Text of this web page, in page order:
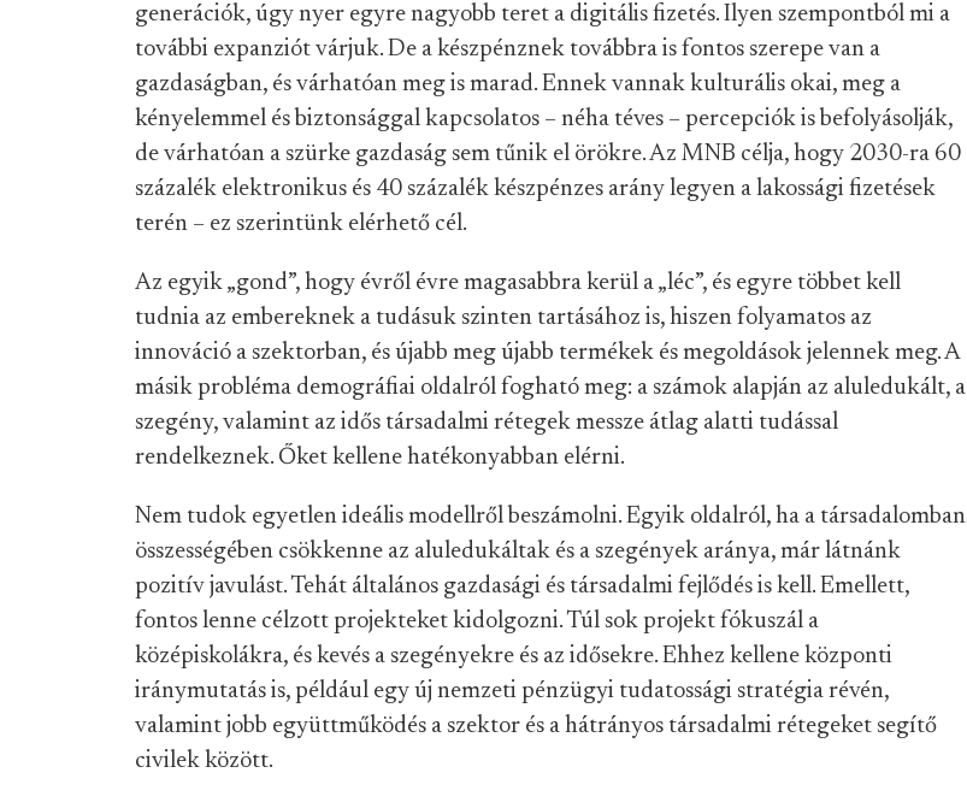
generációk, úgy nyer egyre nagyobb teret a digitális fizetés. Ilyen szempontból mi a
további expanziót várjuk. De a készpénznek továbbra is fontos szerepe van a
gazdaságban, és várhatóan meg is marad. Ennek vannak kulturális okai, meg a
kényelemmel és biztonsággal kapcsolatos – néha téves – percepciók is befolyásolják,
de várhatóan a szürke gazdaság sem tűnik el örökre. Az MNB célja, hogy 2030-ra 60
százalék elektronikus és 40 százalék készpénzes arány legyen a lakossági fizetések
terén – ez szerintünk elérhető cél.
Az egyik „gond”, hogy évről évre magasabbra kerül a „léc”, és egyre többet kell
tudnia az embereknek a tudásuk szinten tartásához is, hiszen folyamatos az
innováció a szektorban, és újabb meg újabb termékek és megoldások jelennek meg. A
másik probléma demográfiai oldalról fogható meg: a számok alapján az aluledukált, a
szegény, valamint az idős társadalmi rétegek messze átlag alatti tudással
rendelkeznek. Őket kellene hatékonyabban elérni.
Nem tudok egyetlen ideális modellről beszámolni. Egyik oldalról, ha a társadalomban
összességében csökkenne az aluledukáltak és a szegények aránya, már látnánk
pozitív javulást. Tehát általános gazdasági és társadalmi fejlődés is kell. Emellett,
fontos lenne célzott projekteket kidolgozni. Túl sok projekt fókuszál a
középiskolákra, és kevés a szegényekre és az idősekre. Ehhez kellene központi
iránymutatás is, például egy új nemzeti pénzügyi tudatossági stratégia révén,
valamint jobb együttműködés a szektor és a hátrányos társadalmi rétegeket segítő
civilek között.